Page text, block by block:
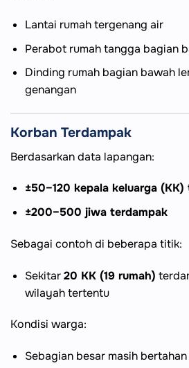
Lantai rumah tergenang air
Perabot rumah tangga bagian
Dinding rumah bagian bawah
genangan
Korban Terdampak
Berdasarkan data lapangan:
±50–120 kepala keluarga
±200–500 jiwa terdampak
Sebagai contoh di beberapa titik:
Sekitar20 KK (19 rumah)
wilayah tertentu
Kondisi warga:
Sebagian besar masih